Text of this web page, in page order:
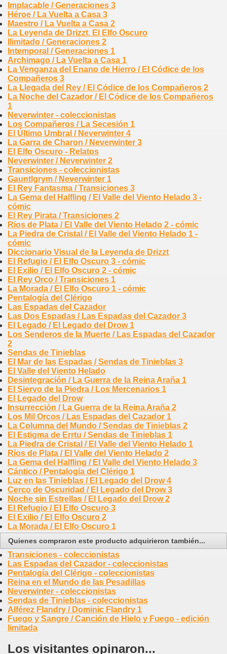
Implacable / Generaciones 3
Héroe / La Vuelta a Casa 3
Maestro / La Vuelta a Casa 2
La Leyenda de Drizzt. El Elfo Oscuro
Ilimitado / Generaciones 2
Intemporal / Generaciones 1
Archimago / La Vuelta a Casa 1
La Venganza del Enano de Hierro / El Códice de los
Compañeros 3
La Llegada del Rey / El Códice de los Compañeros 2
La Noche del Cazador / El Códice de los Compañeros
1
Neverwinter - coleccionistas
Los Compañeros / La Secesión 1
El Último Umbral / Neverwinter 4
La Garra de Charon / Neverwinter 3
El Elfo Oscuro - Relatos
Neverwinter / Neverwinter 2
Transiciones - coleccionistas
Gauntlgrym / Neverwinter 1
El Rey Fantasma / Transiciones 3
La Gema del Halfling / El Valle del Viento Helado 3 -
cómic
El Rey Pirata / Transiciones 2
Ríos de Plata / El Valle del Viento Helado 2 - cómic
La Piedra de Cristal / El Valle del Viento Helado 1 -
cómic
Diccionario Visual de la Leyenda de Drizzt
El Refugio / El Elfo Oscuro 3 - cómic
El Exilio / El Elfo Oscuro 2 - cómic
El Rey Orco / Transiciones 1
La Morada / El Elfo Oscuro 1 - cómic
Pentalogía del Clérigo
Las Espadas del Cazador
Las Dos Espadas / Las Espadas del Cazador 3
El Legado / El Legado del Drow 1
Los Senderos de la Muerte / Las Espadas del Cazador
2
Sendas de Tinieblas
El Mar de las Espadas / Sendas de Tinieblas 3
El Valle del Viento Helado
Desintegración / La Guerra de la Reina Araña 1
El Siervo de la Piedra / Los Mercenarios 1
El Legado del Drow
Insurrección / La Guerra de la Reina Araña 2
Los Mil Orcos / Las Espadas del Cazador 1
La Columna del Mundo / Sendas de Tinieblas 2
El Estigma de Errtu / Sendas de Tinieblas 1
La Piedra de Cristal / El Valle del Viento Helado 1
Ríos de Plata / El Valle del Viento Helado 2
La Gema del Halfling / El Valle del Viento Helado 3
Cántico / Pentalogía del Clérigo 1
Luz en las Tinieblas / El Legado del Drow 4
Cerco de Oscuridad / El Legado del Drow 3
Noche sin Estrellas / El Legado del Drow 2
El Refugio / El Elfo Oscuro 3
El Exilio / El Elfo Oscuro 2
La Morada / El Elfo Oscuro 1
Quienes compraron este producto adquirieron también...
Transiciones - coleccionistas
Las Espadas del Cazador - coleccionistas
Pentalogía del Clérigo - coleccionistas
Reina en el Mundo de las Pesadillas
Neverwinter - coleccionistas
Sendas de Tinieblas - coleccionistas
Alférez Flandry / Dominic Flandry 1
Fuego y Sangre / Canción de Hielo y Fuego - edición
limitada
Los visitantes opinaron...